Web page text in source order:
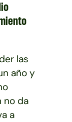
las
año y
no da
a